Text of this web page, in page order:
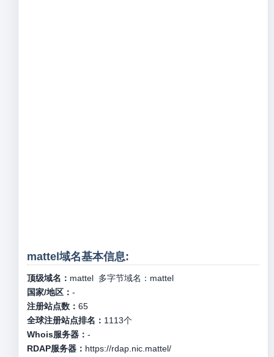
mattel域名基本信息:
顶级域名： mattel多字节域名： mattel
国家/地区： -
注册站点数： 65
全球注册站点排名： 1113个
Whois服务器： -
RDAP服务器： https://rdap.nic.mattel/